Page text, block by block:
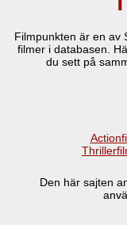
Filmpunkten är en av
filmer i databasen.
du sett på
Den här sajten